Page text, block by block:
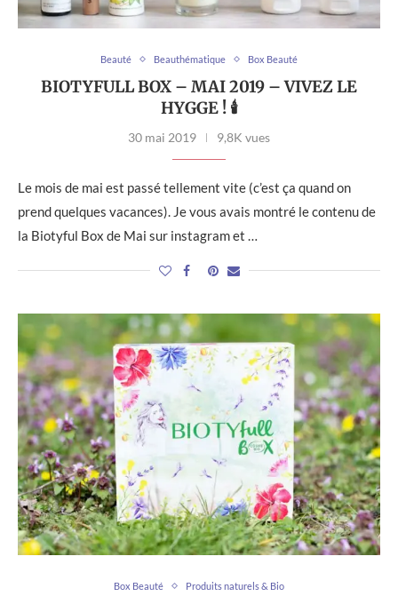
Beauté Beauthématique Box Beauté
BIOTYFULL BOX – MAI 2019 – VIVEZ LE
HYGGE ! 🕯
30 mai 2019 9,8K vues
Le mois de mai est passé tellement vite (c’est ça quand on
prend quelques vacances). Je vous avais montré le contenu de
la Biotyful Box de Mai sur instagram et …
Box Beauté Produits naturels & Bio